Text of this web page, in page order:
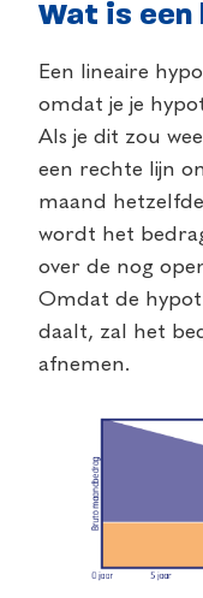
Wat is een
Een lineaire
omdat je je
Als je dit zou
een rechte lijn
maand
wordt het
over de nog
Omdat de
daalt, zal het
afnemen.